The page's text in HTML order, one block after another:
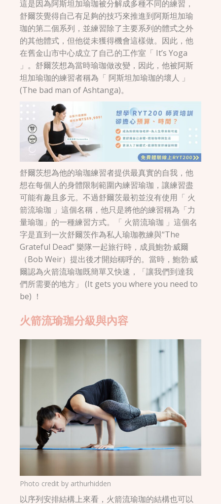
這是因為阿斯坦加瑜珈被分解成多種不同的練習，
舒爾茨覺得自己有足夠的技巧來推進到阿斯坦加瑜
珈的第二個系列，並練習除了主要系列的體式之外
的其他體式，但他從未獲得機會這樣做。因此，他
在舊金山市中心成立了自己的工作室「 It’s Yoga
」。舒爾茨想為當時瑜珈做改變，因此，他被阿斯
坦加瑜珈的練習者稱為「 阿斯坦加瑜珈的壞人 」
(The bad man of Ashtanga)。
舒爾茨想為他的瑜珈練習者提供最真實的自我，他
想在每個人的身體限制範圍內練習瑜珈，讓練習盡
可能有趣且多元。不過舒爾茨最初並沒有使用「 火
箭流瑜珈 」這個名稱，他只是將他的練習稱為「力
量瑜珈」的一種練習方式。「 火箭流瑜珈 」這個名
字是直到一次舒爾茨作為私人瑜珈教練與“The
Grateful Dead” 樂隊一起旅行時，成員鮑勃·威爾
（Bob Weir）提出後才開始稱呼的。當時，鮑勃·威
爾認為火箭流瑜珈既簡單又快速，「讓我們到達我
們所需要的地方」 (It gets you where you need to
be) ！
火箭流瑜珈分級與內容
Photo credit by arthurhidden
以序列安排結構上來看，火箭流瑜珈的結構也可以